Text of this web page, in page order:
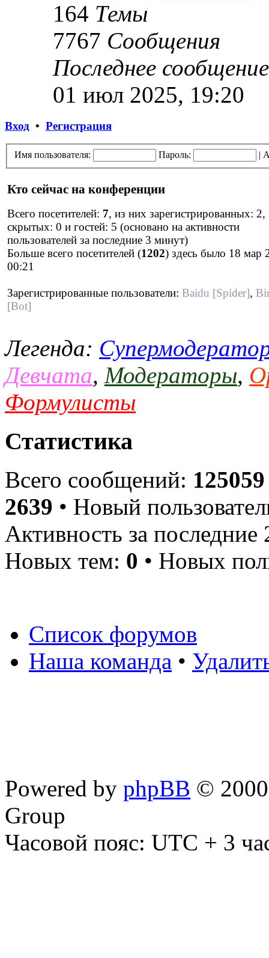
164 Темы
7767 Сообщения
Последнее сообщение
01 июл 2025, 19:20
Вход • Регистрация
Имя пользователя: Пароль: |
Кто сейчас на конференции
Всего посетителей: 7, из них зарегистрированных: 2,
скрытых: 0 и гостей: 5 (основано на активности
пользователей за последние 3 минут)
Больше всего посетителей (1202) здесь было 18 мар
00:21
Зарегистрированные пользователи: Baidu [Spider],
[Bot]
Легенда:
Девчата, Модераторы,
Формулисты
Статистика
Всего сообщений: 125059
2639 • Новый
Активность за
Новых тем: 0 • Новых
Список форумов
Наша команда •
Powered by phpBB ©
Group
Часовой пояс: UTC + 3